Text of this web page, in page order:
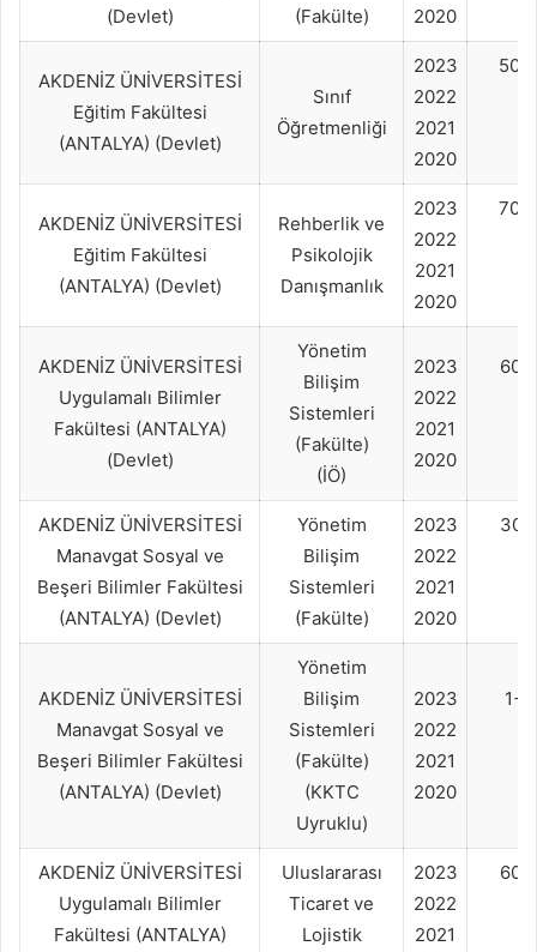
(Devlet)
(Fakülte)
2020
AKDENİZ ÜNİVERSİTESİ
Eğitim Fakültesi
(ANTALYA) (Devlet)
Sınıf
Öğretmenliği
2023
2022
2021
2020
AKDENİZ ÜNİVERSİTESİ
Eğitim Fakültesi
(ANTALYA) (Devlet)
Rehberlik ve
Psikolojik
Danışmanlık
2023
2022
2021
2020
AKDENİZ ÜNİVERSİTESİ
Uygulamalı Bilimler
Fakültesi (ANTALYA)
(Devlet)
Yönetim
Bilişim
Sistemleri
(Fakülte)
(İÖ)
2023
2022
2021
2020
AKDENİZ ÜNİVERSİTESİ
Manavgat Sosyal ve
Beşeri Bilimler Fakültesi
(ANTALYA) (Devlet)
Yönetim
Bilişim
Sistemleri
(Fakülte)
2023
2022
2021
2020
AKDENİZ ÜNİVERSİTESİ
Manavgat Sosyal ve
Beşeri Bilimler Fakültesi
(ANTALYA) (Devlet)
Yönetim
Bilişim
Sistemleri
(Fakülte)
(KKTC
Uyruklu)
2023
2022
2021
2020
AKDENİZ ÜNİVERSİTESİ
Uygulamalı Bilimler
Fakültesi (ANTALYA)
Uluslararası
Ticaret ve
Lojistik
2023
2022
2021